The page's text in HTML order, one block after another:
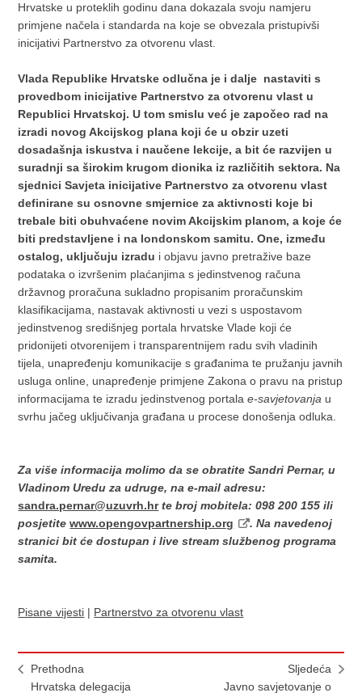
Hrvatske u proteklih godinu dana dokazala svoju namjeru
primjene načela i standarda na koje se obvezala pristupivši
inicijativi Partnerstvo za otvorenu vlast.
Vlada Republike Hrvatske odlučna je i dalje nastaviti s
provedbom inicijative Partnerstvo za otvorenu vlast u
Republici Hrvatskoj. U tom smislu već je započeo rad na
izradi novog Akcijskog plana koji će u obzir uzeti
dosadašnja iskustva i naučene lekcije, a bit će razvijen u
suradnji sa širokim krugom dionika iz različitih sektora. Na
sjednici Savjeta inicijative Partnerstvo za otvorenu vlast
definirane su osnovne smjernice za aktivnosti koje bi
trebale biti obuhvaćene novim Akcijskim planom, a koje će
biti predstavljene i na londonskom samitu. One, između
ostalog, uključuju izradu i objavu javno pretražive baze
podataka o izvršenim plaćanjima s jedinstvenog računa
državnog proračuna sukladno propisanim proračunskim
klasifikacijama, nastavak aktivnosti u vezi s uspostavom
jedinstvenog središnjeg portala hrvatske Vlade koji će
pridonijeti otvorenijem i transparentnijem radu svih vladinih
tijela, unapređenju komunikacije s građanima te pružanju javnih
usluga online, unapređenje primjene Zakona o pravu na pristup
informacijama te izradu jedinstvenog portalae-savjetovanja u
svrhu jačeg uključivanja građana u procese donošenja odluka.
Za više informacija molimo da se obratite Sandri Pernar, u
Vladinom Uredu za udruge, na e-mail adresu:
sandra.pernar@uzuvrh.hrte broj mobitela: 098 200 155 ili
posjetitewww.opengovpartnership.org
. Na navedenoj
stranici bit će dostupan i live stream službenog programa
samita.
Pisane vijesti | Partnerstvo za otvorenu vlast
Prethodna
Hrvatska delegacija
Sljedeća
Javno savjetovanje o